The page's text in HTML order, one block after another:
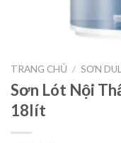
TRANG CHỦ / SƠN
Sơn Lót Nội
18lít